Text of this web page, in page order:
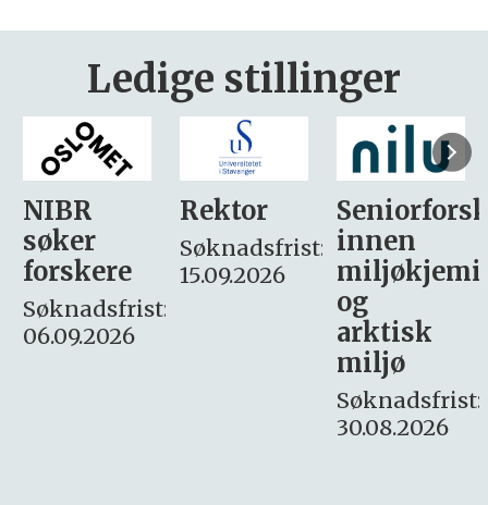
Ledige stillinger
Rektor
Søknadsfrist:
15.09.2026
Seniorforsker
innen
miljøkjemi
søker
– fast
Søknadsfrist:
16. august.